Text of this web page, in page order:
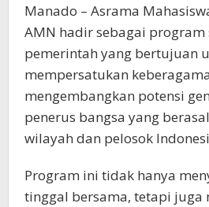
Manado – Asrama
AMN hadir sebagai program
pemerintah yang bertujuan
mempersatukan
mengembangkan potensi
penerus bangsa yang
wilayah dan pelosok
Program ini tidak hanya
tinggal bersama, tetapi juga